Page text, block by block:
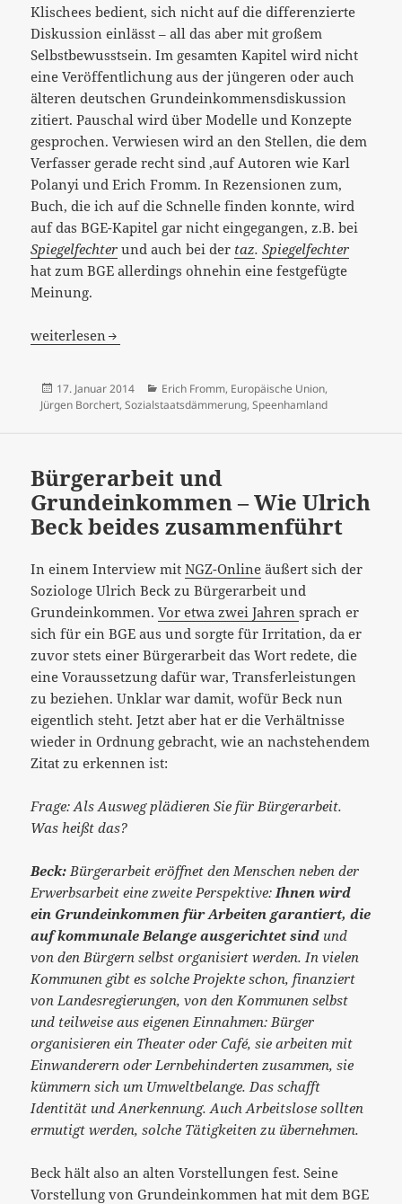
Klischees bedient, sich nicht auf die differenzierte
Diskussion einlässt – all das aber mit großem
Selbstbewusstsein. Im gesamten Kapitel wird nicht
eine Veröffentlichung aus der jüngeren oder auch
älteren deutschen Grundeinkommensdiskussion
zitiert. Pauschal wird über Modelle und Konzepte
gesprochen. Verwiesen wird an den Stellen, die dem
Verfasser gerade recht sind ,auf Autoren wie Karl
Polanyi und Erich Fromm. In Rezensionen zum,
Buch, die ich auf die Schnelle finden konnte, wird
auf das BGE-Kapitel gar nicht eingegangen, z.B. bei
Spiegelfechter und auch bei der taz.Spiegelfechter
hat zum BGE allerdings ohnehin eine festgefügte
Meinung.
[:de]Wie etwas loswerden, das man nicht haben will?
weiterlesen
Veröffentlicht
am
17. Januar 2014 Kategorien
Erich Fromm, Europäische Union,
Jürgen Borchert, Sozialstaatsdämmerung, Speenhamland
Bürgerarbeit und
Grundeinkommen – Wie Ulrich
Beck beides zusammenführt
In einem Interview mitNGZ-Online äußert sich der
Soziologe Ulrich Beck zu Bürgerarbeit und
Grundeinkommen.Vor etwa zwei Jahrensprach er
sich für ein BGE aus und sorgte für Irritation, da er
zuvor stets einer Bürgerarbeit das Wort redete, die
eine Voraussetzung dafür war, Transferleistungen
zu beziehen. Unklar war damit, wofür Beck nun
eigentlich steht. Jetzt aber hat er die Verhältnisse
wieder in Ordnung gebracht, wie an nachstehendem
Zitat zu erkennen ist:
Frage: Als Ausweg plädieren Sie für Bürgerarbeit.
Was heißt das?
Beck: Bürgerarbeit eröffnet den Menschen neben der
Erwerbsarbeit eine zweite Perspektive: Ihnen wird
ein Grundeinkommen für Arbeiten garantiert, die
auf kommunale Belange ausgerichtet sind und
von den Bürgern selbst organisiert werden. In vielen
Kommunen gibt es solche Projekte schon, finanziert
von Landesregierungen, von den Kommunen selbst
und teilweise aus eigenen Einnahmen: Bürger
organisieren ein Theater oder Café, sie arbeiten mit
Einwanderern oder Lernbehinderten zusammen, sie
kümmern sich um Umweltbelange. Das schafft
Identität und Anerkennung. Auch Arbeitslose sollten
ermutigt werden, solche Tätigkeiten zu übernehmen.
Beck hält also an alten Vorstellungen fest. Seine
Vorstellung von Grundeinkommen hat mit dem BGE